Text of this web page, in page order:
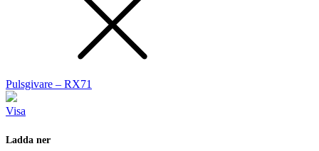
Pulsgivare – RX71
Visa
Ladda ner